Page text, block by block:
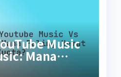
Music
Mana
Kuota?